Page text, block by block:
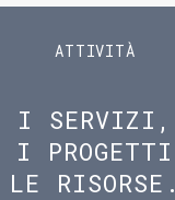
ATTIVITÀ
I SERVIZI,
I PROGETTI
LE RISORSE.